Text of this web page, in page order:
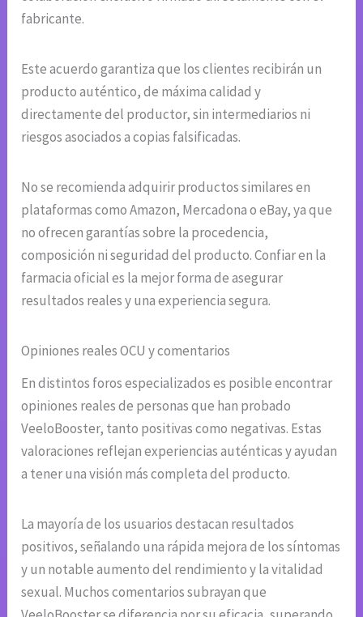
fabricante.
Este acuerdo garantiza que los clientes recibirán un
producto auténtico, de máxima calidad y
directamente del productor, sin intermediarios ni
riesgos asociados a copias falsificadas.
No se recomienda adquirir productos similares en
plataformas como Amazon, Mercadona o eBay, ya que
no ofrecen garantías sobre la procedencia,
composición ni seguridad del producto. Confiar en la
farmacia oficial es la mejor forma de asegurar
resultados reales y una experiencia segura.
Opiniones reales OCU y comentarios
En distintos foros especializados es posible encontrar
opiniones reales de personas que han probado
VeeloBooster, tanto positivas como negativas. Estas
valoraciones reflejan experiencias auténticas y ayudan
a tener una visión más completa del producto.
La mayoría de los usuarios destacan resultados
positivos, señalando una rápida mejora de los síntomas
y un notable aumento del rendimiento y la vitalidad
sexual. Muchos comentarios subrayan que